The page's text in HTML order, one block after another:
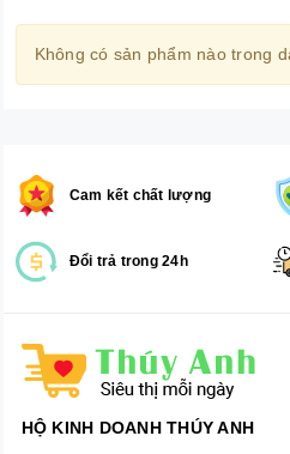
Không có sản phẩm nào trong
Cam kết chất lượng
Đổi trả trong 24h
HỘ KINH DOANH THÚY ANH